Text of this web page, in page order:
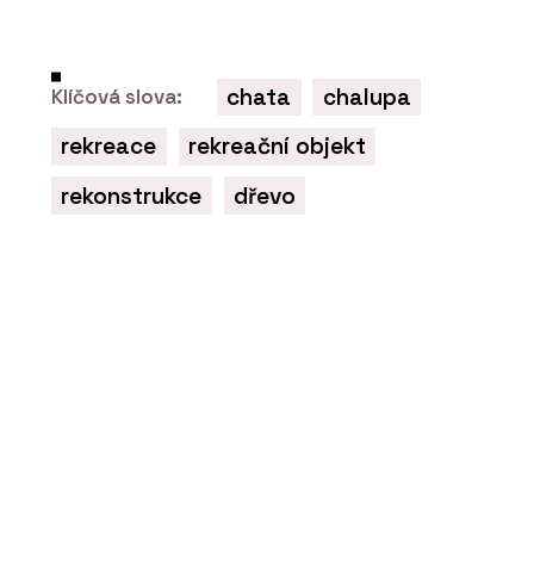
ČLÁNKY
v kategorii inovace v mezinárodní
soutěži Gypsum Trophy
Klíčová slova: chata
chalupa
rekreace
rekreační objekt
rekonstrukce
dřevo